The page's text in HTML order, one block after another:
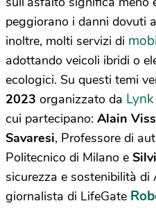
peggiorano i danni dovuti
inoltre, molti servizi di
adottando veicoli ibridi o
ecologici. Su questi temi
2023 organizzato da
cui partecipano: Alain
Savaresi, Professore di
Politecnico di Milano e
sicurezza e sostenibilità di
giornalista di LifeGate